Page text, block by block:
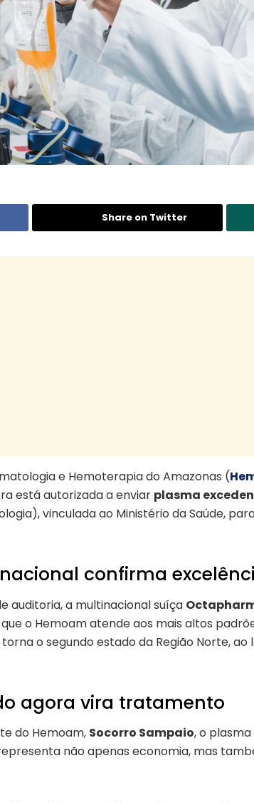
Share on Twitter
e Hemoterapia do Amazonas (
está autorizada a enviar plasma
vinculada ao Ministério da Saúde,
confirma
auditoria, a multinacional suíça
o Hemoam atende aos mais altos
o segundo estado da Região Norte,
agora vira tratamento
do Hemoam, Socorro Sampaio, o
não apenas economia, mas